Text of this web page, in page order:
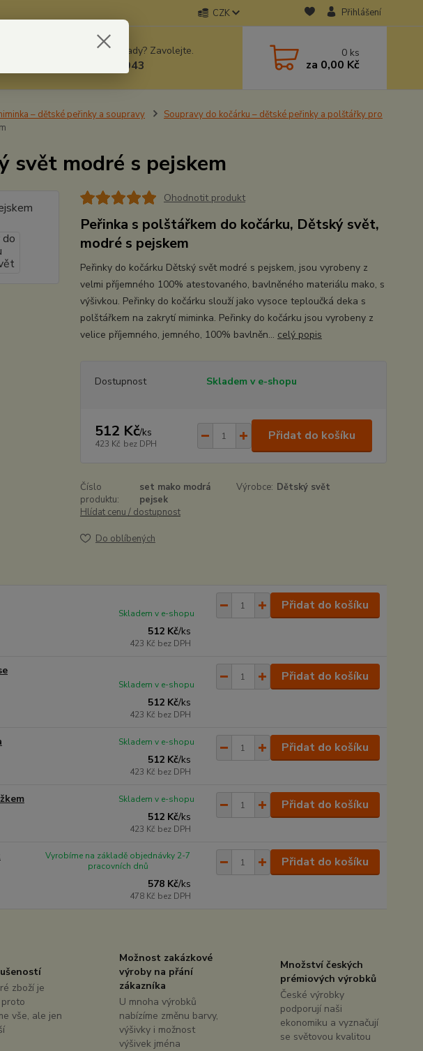
CZK Přihlášení
Nevíte si rady? Zavolejte.
604278943
0 ks
za 0,00 Kč
– dětské peřinky a soupravy
Soupravy do kočárku – dětské peřinky a polštářky pro
svět modré s pejskem
Ohodnotit produkt
Peřinka s polštářkem do kočárku, Dětský svět,
modré s pejskem
Peřinky do kočárku Dětský svět modré s pejskem, jsou vyrobeny z
velmi příjemného 100% atestovaného, bavlněného materiálu mako, s
výšivkou. Peřinky do kočárku slouží jako vysoce teploučká deka s
polštářkem na zakrytí miminka. Peřinky do kočárku jsou vyrobeny z
velice příjemného, jemného, 100% bavlněn... celý popis
Dostupnost Skladem v e-shopu
512 Kč/ks
423 Kč bez DPH
Přidat do košíku
Číslo
produktu:
set mako modrá
pejsek
Výrobce: Dětský svět
Hlídat cenu / dostupnost
Do oblíbených
512 Kč/ks
423 Kč bez DPH
Skladem v e-shopu
Přidat do košíku
512 Kč/ks
423 Kč bez DPH
Skladem v e-shopu
Přidat do košíku
512 Kč/ks
423 Kč bez DPH
Skladem v e-shopu Přidat do košíku
512 Kč/ks
423 Kč bez DPH
Skladem v e-shopu Přidat do košíku
578 Kč/ks
478 Kč bez DPH
Vyrobíme na základě objednávky 2-7
pracovních dnů
Přidat do košíku
zboží je
vše, ale jen
Možnost zakázkové
výroby na přání
zákazníka
U mnoha výrobků
nabízíme změnu barvy,
výšivky i možnost
výšivek jména
Množství českých
prémiových výrobků
České výrobky
podporují naši
ekonomiku a vyznačují
se světovou kvalitou